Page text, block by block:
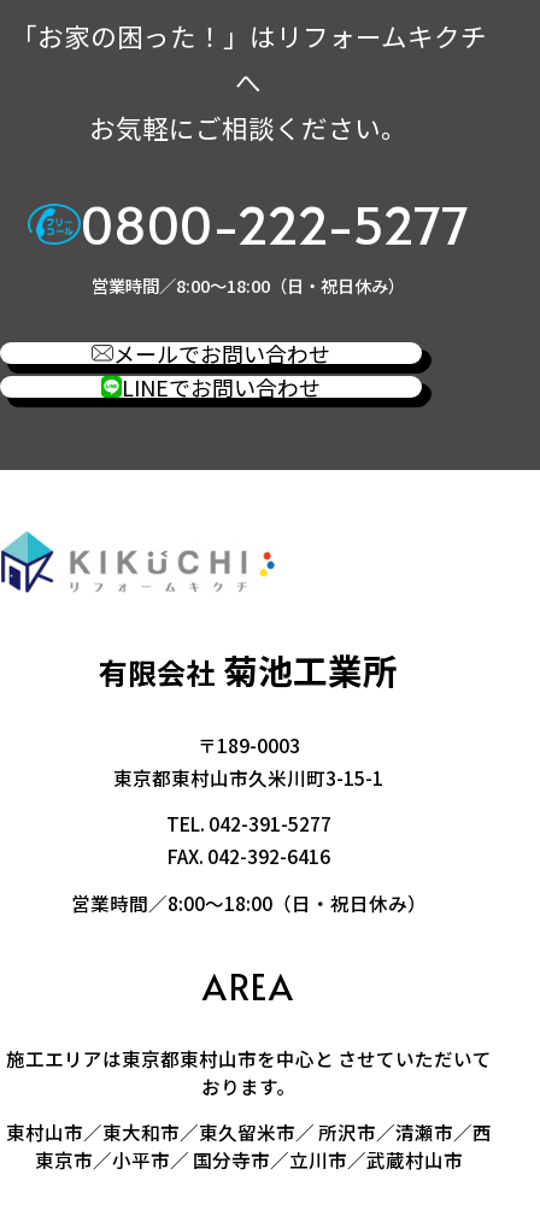
「お家の困った！」はリフォームキクチ
へ
お気軽にご相談ください。
0800-222-5277
営業時間／8:00～18:00（日・祝日休み）
メールでお問い合わせ
LINEでお問い合わせ
有限会社 菊池工業所
〒189-0003
東京都東村山市久米川町3-15-1
TEL. 042-391-5277
FAX. 042-392-6416
営業時間／8:00～18:00（日・祝日休み）
AREA
施工エリアは東京都東村山市を中心と させていただいて
おります。
東村山市／東大和市／東久留米市／ 所沢市／清瀬市／西
東京市／小平市／ 国分寺市／立川市／武蔵村山市